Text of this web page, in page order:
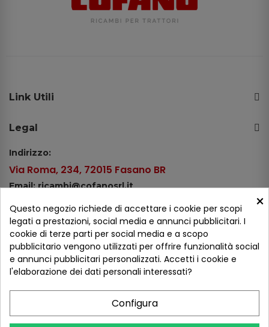
Link Utili
Legal
Indirizzo:
Via Roma, 234, 72015 Fasano BR
Email: ricambi@cofanosrl.it
Tel.: +39 080 44 13 478
WhatsApp: +39 334 98 51 100
Metodi di pagamento
×
Questo negozio richiede di accettare i cookie per scopi
legati a prestazioni, social media e annunci pubblicitari. I
cookie di terze parti per social media e a scopo
pubblicitario vengono utilizzati per offrire funzionalità social
e annunci pubblicitari personalizzati. Accetti i cookie e
l'elaborazione dei dati personali interessati?
Configura